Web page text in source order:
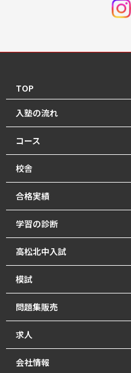
TOP
入塾の流れ
コース
【2026年度前期】小学5・6
【2026年度前期】小学5・6
【2026年度前期】中学1･2
【2026年度前期】中学3年生
塾長直接指導の「塾長クラ
指導
【2026年度前期】高校1～3
英単語道場
オンライン講座【開校準備中
校舎
香東校（円座町）
瓦町校
合格実績
2026年 高校入試 合格体験記
2025年 高校入試 合格体験記
2025年 北中入試 合格体験記
2024年 高校入試 合格体験記
2024年 北中入試 合格体験記
学習の診断
高松北中入試
模試
かとうもし
問題集販売
求人
会社情報